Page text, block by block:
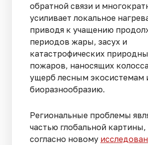
обратной связи и
усиливает локальное
приводя к учащению
периодов жары, засух и
катастрофических
пожаров, наносящих
ущерб лесным экосистемам
биоразнообразию.
Региональные проблемы
частью глобальной картины,
согласно новому